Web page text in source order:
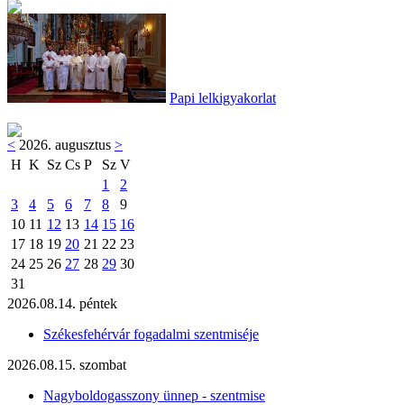
Papi lelkigyakorlat
< 2026. augusztus >
H K Sz Cs P Sz V
1
2
3
4 5 6 7 8
9
10 11 12 13 14 15 16
17 18 19 20 21 22 23
24 25 26 27 28 29 30
31
2026.08.14. péntek
Székesfehérvár fogadalmi szentmiséje
2026.08.15. szombat
Nagyboldogasszony ünnep - szentmise